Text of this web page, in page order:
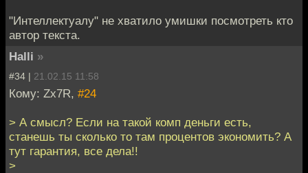
"Интеллектуалу" не хватило умишки посмотреть кто
автор текста.
Halli »
#34 | 21.02.15 11:58
Кому: Zx7R, #24
> А смысл? Если на такой комп деньги есть,
станешь ты сколько то там процентов экономить? А
тут гарантия, все дела!!
>